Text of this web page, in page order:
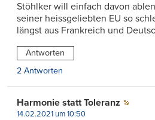
Stöhlker will einfach davon
seiner heissgeliebten EU so
längst aus Frankreich und
Antworten
2 Antworten
Harmonie statt Toleranz
14.02.2021 um 10:50